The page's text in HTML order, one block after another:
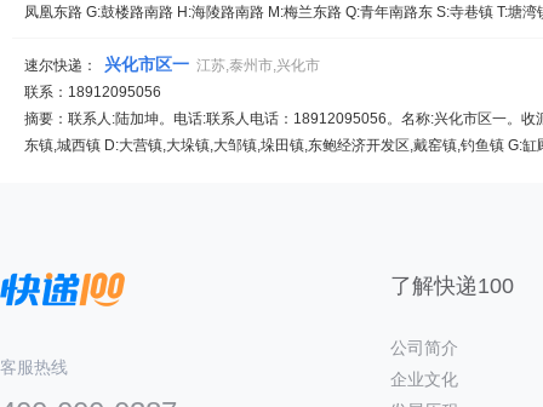
凤凰东路 G:鼓楼路南路 H:海陵路南路 M:梅兰东路 Q:青年南路东 S:寺巷镇 T:塘
速尔快递： 兴化市区一 江苏,泰州市,兴化市
联系：18912095056
摘要：联系人:陆加坤。电话:联系人电话：18912095056。名称:兴化市区一。收
东镇,城西镇 D:大营镇,大垛镇,大邹镇,垛田镇,东鲍经济开发区,戴窑镇,钓鱼镇 G:
客服热线
了解快递100
公司简介
企业文化